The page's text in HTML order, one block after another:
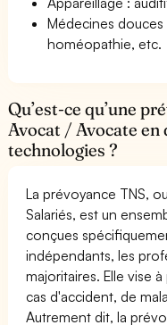
Médecines
homéopathie, etc.
Qu’est-ce qu’une
Avocat / Avocate
technologies ?
La prévoyance TNS,
Salariés, est un
conçues
indépendants, les
majoritaires. Elle vise
cas d'accident, de
Autrement dit, la